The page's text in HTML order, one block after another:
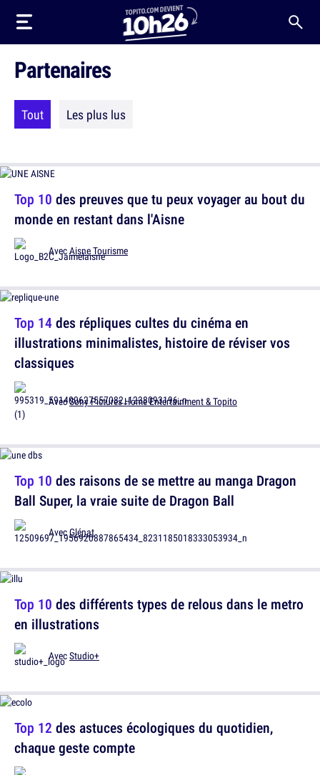
Partenaires
Tout Les plus lus
Top 10 des preuves que tu peux voyager au bout du
monde en restant dans l'Aisne
AvecAisne Tourisme
Top 10 des raisons de se mettre au manga Dragon
Ball Super, la vraie suite de Dragon Ball
AvecGlénat
Top 12 des astuces écologiques du quotidien,
chaque geste compte
Top 14des répliques cultes du cinéma en
illustrations minimalistes, histoire de réviser vos
classiques
AvecSony Pictures Home Entertainment & Topito
Top 10 des différents types de relous dans le metro
en illustrations
AvecStudio+